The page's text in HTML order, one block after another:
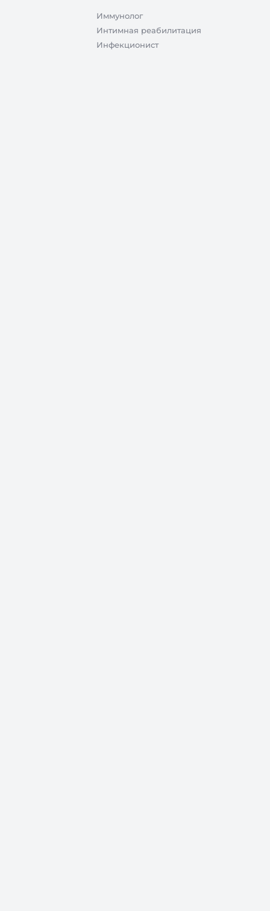
Иммунолог
Интимная реабилитация
Инфекционист